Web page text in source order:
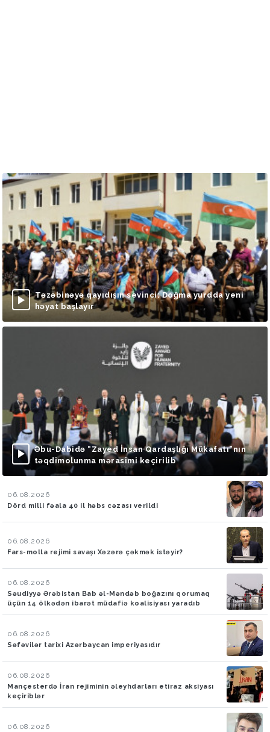
Təzəbinəyə qayıdışın sevinci: Doğma yurdda yeni
həyat başlayır
Əbu-Dabidə “Zayed İnsan Qardaşlığı Mükafatı”nın
təqdimolunma mərasimi keçirilib
06.08.2026
Dörd milli fəala 40 il həbs cəzası verildi
06.08.2026
Fars-molla rejimi savaşı Xəzərə çəkmək istəyir?
06.08.2026
Səudiyyə Ərəbistan Bab əl-Məndəb boğazını qorumaq
üçün 14 ölkədən ibarət müdafiə koalisiyası yaradıb
06.08.2026
Səfəvilər tarixi Azərbaycan imperiyasıdır
06.08.2026
Mançesterdə İran rejiminin əleyhdarları etiraz aksiyası
keçiriblər
06.08.2026